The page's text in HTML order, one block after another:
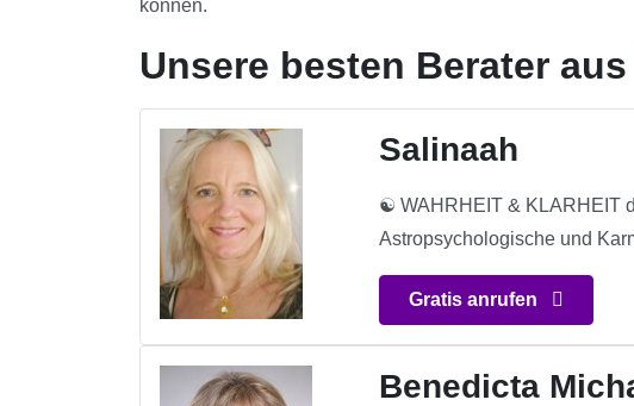
können.
Unsere besten Berater
Salinaah
☯ WAHRHEIT & KLARHEIT
Astropsychologische und
Gratis anrufen
Benedicta